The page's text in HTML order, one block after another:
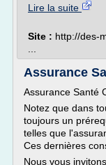
Lire la suite
Site : http://des-
Assurance
Assurance Santé
Notez que dans
toujours un
telles que
Ces dernières
Nous vous